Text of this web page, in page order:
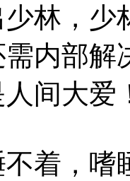
林，
内部
间大爱
，嗜